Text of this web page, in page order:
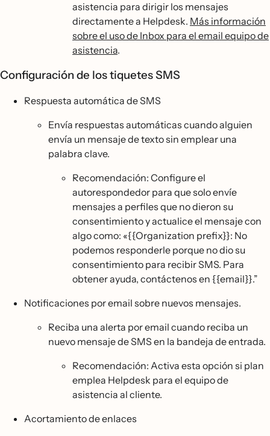
asistencia para dirigir los mensajes
directamente a Helpdesk. Más información
sobre el uso de Inbox para el email equipo de
asistencia.
Configuración de los tiquetes SMS
Respuesta automática de SMS
Envía respuestas automáticas cuando alguien
envía un mensaje de texto sin emplear una
palabra clave.
Recomendación: Configure el
autorespondedor para que solo envíe
mensajes a perfiles que no dieron su
consentimiento y actualice el mensaje con
algo como: «{{Organization prefix}}: No
podemos responderle porque no dio su
consentimiento para recibir SMS. Para
obtener ayuda, contáctenos en {{email}}.”
Notificaciones por email sobre nuevos mensajes.
Reciba una alerta por email cuando reciba un
nuevo mensaje de SMS en la bandeja de entrada.
Recomendación: Activa esta opción si plan
emplea Helpdesk para el equipo de
asistencia al cliente.
Acortamiento de enlaces